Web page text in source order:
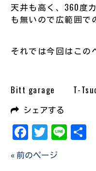
天井も高く、360度
も無いので広範囲で
それでは今回はこの
Bitt garage T-
シェアする
Facebook
Twitter
Line
« 前のページ